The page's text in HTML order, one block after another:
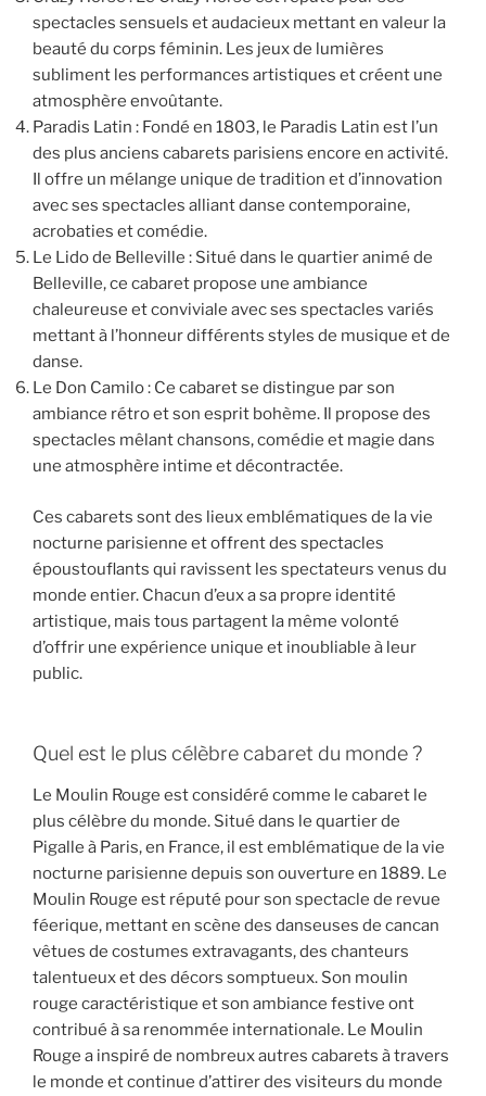
spectacles sensuels et audacieux mettant en valeur la
beauté du corps féminin. Les jeux de lumières
subliment les performances artistiques et créent une
atmosphère envoûtante.
Paradis Latin : Fondé en 1803, le Paradis Latin est l’un
des plus anciens cabarets parisiens encore en activité.
Il offre un mélange unique de tradition et d’innovation
avec ses spectacles alliant danse contemporaine,
acrobaties et comédie.
Le Lido de Belleville : Situé dans le quartier animé de
Belleville, ce cabaret propose une ambiance
chaleureuse et conviviale avec ses spectacles variés
mettant à l’honneur différents styles de musique et de
danse.
Le Don Camilo : Ce cabaret se distingue par son
ambiance rétro et son esprit bohème. Il propose des
spectacles mêlant chansons, comédie et magie dans
une atmosphère intime et décontractée.
Ces cabarets sont des lieux emblématiques de la vie
nocturne parisienne et offrent des spectacles
époustouflants qui ravissent les spectateurs venus du
monde entier. Chacun d’eux a sa propre identité
artistique, mais tous partagent la même volonté
d’offrir une expérience unique et inoubliable à leur
public.
Quel est le plus célèbre cabaret du monde ?
Le Moulin Rouge est considéré comme le cabaret le
plus célèbre du monde. Situé dans le quartier de
Pigalle à Paris, en France, il est emblématique de la vie
nocturne parisienne depuis son ouverture en 1889. Le
Moulin Rouge est réputé pour son spectacle de revue
féerique, mettant en scène des danseuses de cancan
vêtues de costumes extravagants, des chanteurs
talentueux et des décors somptueux. Son moulin
rouge caractéristique et son ambiance festive ont
contribué à sa renommée internationale. Le Moulin
Rouge a inspiré de nombreux autres cabarets à travers
le monde et continue d’attirer des visiteurs du monde